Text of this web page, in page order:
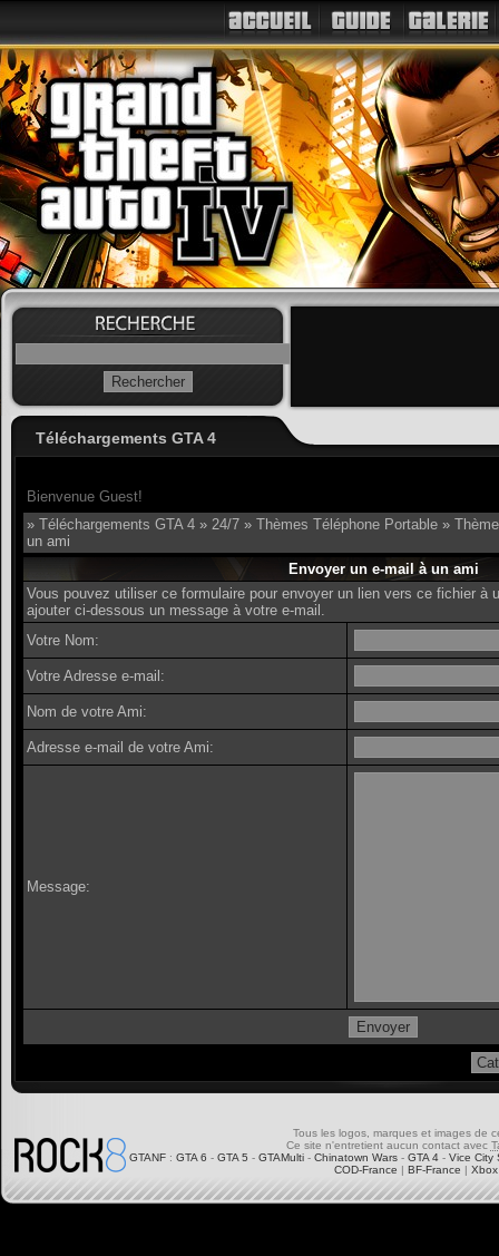
Téléchargements GTA 4
Bienvenue Guest!
» Téléchargements GTA 4 » 24/7 » Thèmes Téléphone Portable »
un ami
Envoyer un e-mail à un ami
Vous pouvez utiliser ce formulaire pour envoyer un lien vers ce fichier à
ajouter ci-dessous un message à votre e-mail.
Votre Nom:
Votre Adresse e-mail:
Nom de votre Ami:
Adresse e-mail de votre Ami:
Message:
Tous les logos, marques et images de
Ce site n'entretient aucun contact avec
GTANF : GTA 6 - GTA 5 - GTAMulti - Chinatown Wars - GTA 4 - Vice City
COD-France | BF-France |